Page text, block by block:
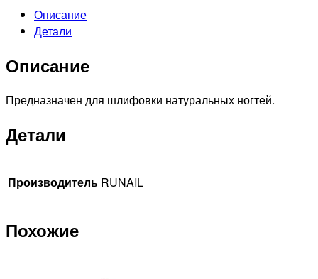
ногтей
(розовый,180)
Описание
Детали
Описание
Предназначен для шлифовки натуральных ногтей.
Детали
Производитель RUNAIL
Похожие